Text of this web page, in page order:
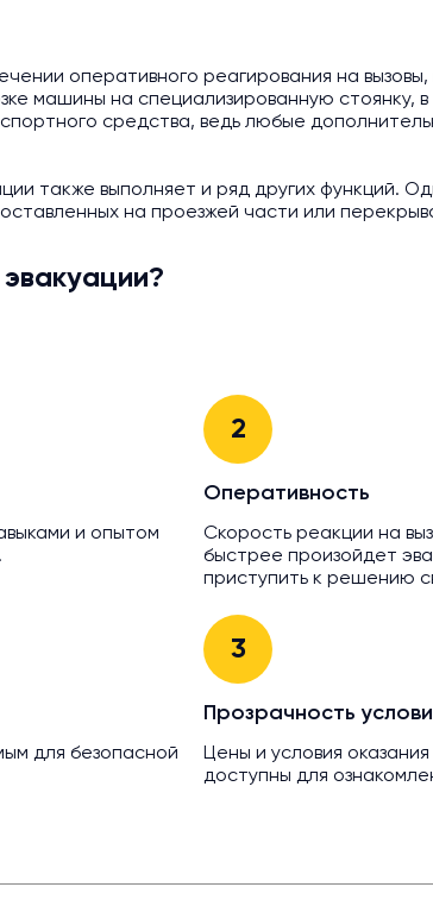
оперативного реагирования на
машины на специализированную стоянку,
средства, ведь любые
также выполняет и ряд других функций.
на проезжей части или
и опытом
2
Оперативность
Скорость реакции на
быстрее произойдет
приступить к решению
для безопасной
3
Прозрачность
Цены и условия
доступны для